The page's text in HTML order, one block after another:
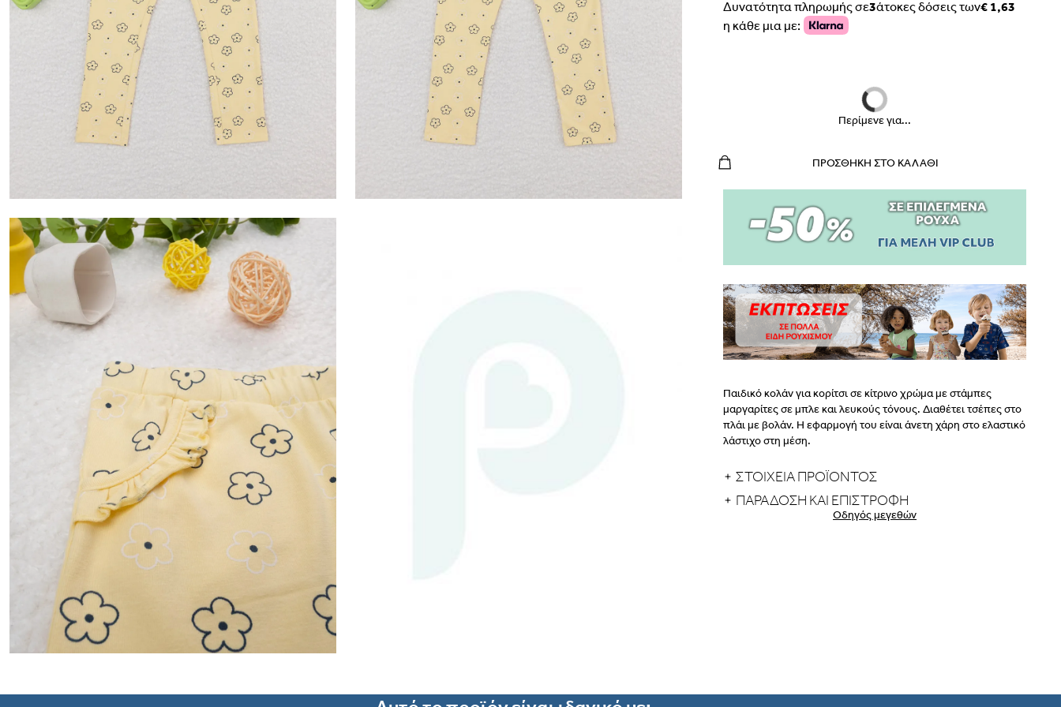
Δυνατότητα πληρωμής σε3άτοκες δόσεις των€ 1,63
η κάθε μια με:
Περίμενε για...
ΠΡΟΣΘΉΚΗ ΣΤΟ ΚΑΛΆΘΙ
Παιδικό κολάν για κορίτσι σε κίτρινο χρώμα με στάμπες
μαργαρίτες σε μπλε και λευκούς τόνους. Διαθέτει τσέπες στο
πλάι με βολάν. Η εφαρμογή του είναι άνετη χάρη στο ελαστικό
λάστιχο στη μέση.
ΣΤΟΙΧΕΙΑ ΠΡΟΪΟΝΤΟΣ
ΠΑΡΆΔΟΣΗ ΚΑΙ ΕΠΙΣΤΡΟΦΉ
Οδηγός μεγεθών
ΑΠΟΘΉΚΕΥΣΕ